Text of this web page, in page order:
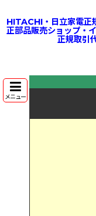
HITACHI・日立家電正
正部品販売ショップ・
正規取引
メニュー